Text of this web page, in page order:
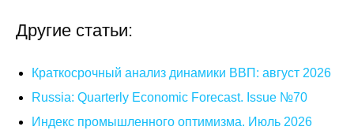
Нормативные документы
Диссертационный совет
О совете
Другие статьи:
Краткосрочный анализ динамики ВВП: август 2026
Russia: Quarterly Economic Forecast. Issue №70
Индекс промышленного оптимизма. Июль 2026